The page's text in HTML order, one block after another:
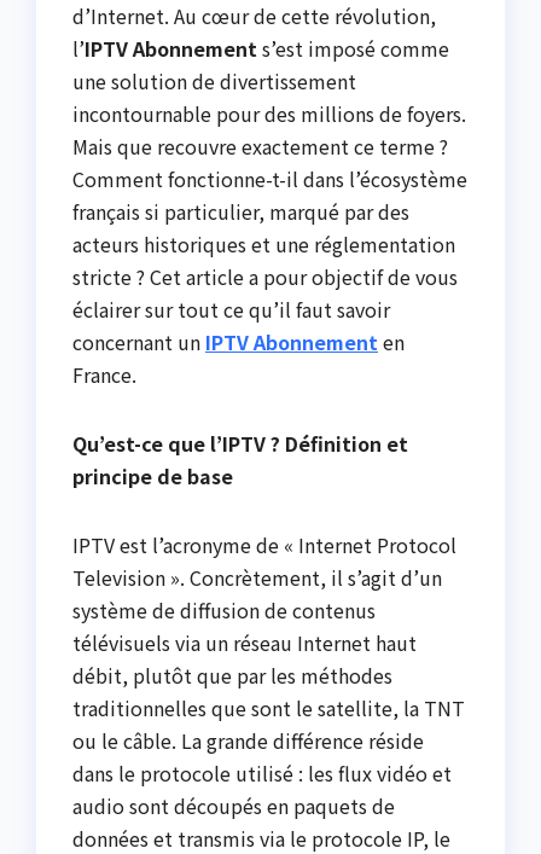
d’Internet. Au cœur de cette révolution,
l’IPTV Abonnements’est imposé comme
une solution de divertissement
incontournable pour des millions de foyers.
Mais que recouvre exactement ce terme ?
Comment fonctionne-t-il dans l’écosystème
français si particulier, marqué par des
acteurs historiques et une réglementation
stricte ? Cet article a pour objectif de vous
éclairer sur tout ce qu’il faut savoir
concernant un IPTV Abonnementen
France.
Qu’est-ce que l’IPTV ? Définition et
principe de base
IPTV est l’acronyme de « Internet Protocol
Television ». Concrètement, il s’agit d’un
système de diffusion de contenus
télévisuels via un réseau Internet haut
débit, plutôt que par les méthodes
traditionnelles que sont le satellite, la TNT
ou le câble. La grande différence réside
dans le protocole utilisé : les flux vidéo et
audio sont découpés en paquets de
données et transmis via le protocole IP, le